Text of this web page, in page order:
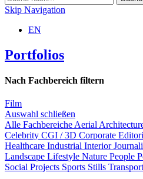
Skip Navigation
EN
Portfolios
Nach Fachbereich filtern
Film
Auswahl schließen
Alle Fachbereiche Aerial
Celebrity CGI / 3D Corporate
Healthcare Industrial Interior
Landscape Lifestyle Nature People
Social Projects Sports Stills